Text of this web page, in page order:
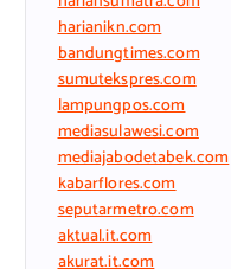
harianikn.com
bandungtimes.com
sumutekspres.com
lampungpos.com
mediasulawesi.com
mediajabodetabek.com
kabarflores.com
seputarmetro.com
aktual.it.com
akurat.it.com